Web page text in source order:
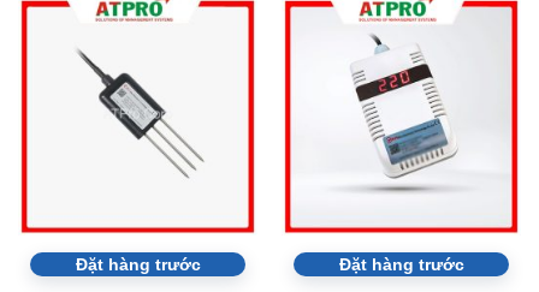
Đặt hàng trước Đặt hàng trước